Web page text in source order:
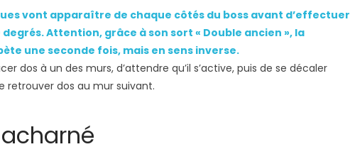
vont apparaître de chaque côtés du boss avant d’effectuer
Attention, grâce à son sort « Double ancien », la
une seconde fois, mais en sens inverse.
dos à un des murs, d’attendre qu’il s’active, puis de se décaler
retrouver dos au mur suivant.